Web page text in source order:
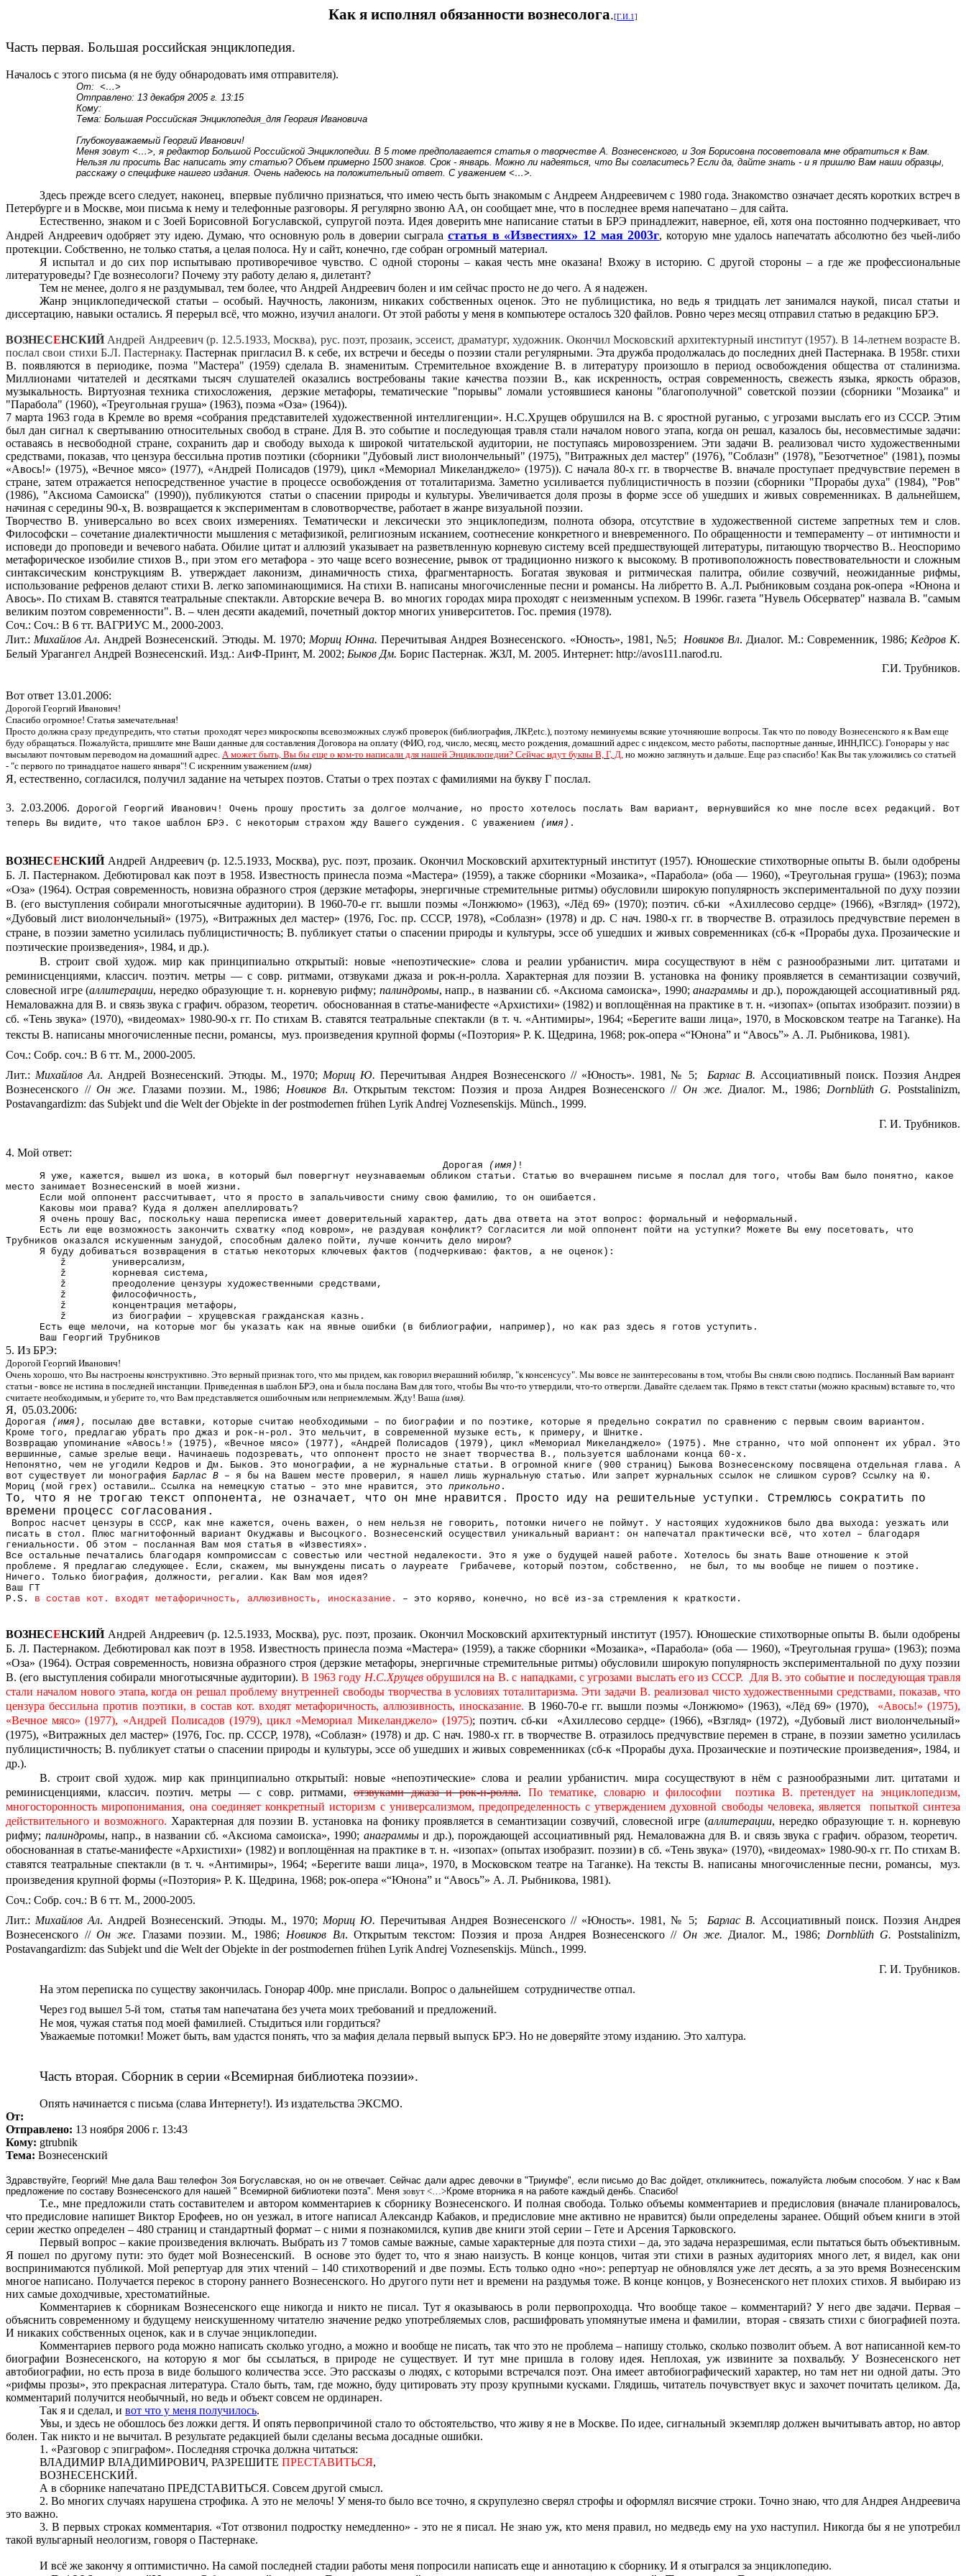
Как я исполнял обязанности вознесолога.[Г.И.1]
Часть первая. Большая российская энциклопедия.
Началось с этого письма (я не буду обнародовать имя отправителя).
От: <…>
Отправлено: 13 декабря 2005 г. 13:15
Кому:
Тема: Большая Российская Энциклопедия_для Георгия Ивановича
Глубокоуважаемый Георгий Иванович!
Меня зовут<…>, я редактор Большой Российской Энциклопедии. В 5 томе предполагается статья о творчестве А. Вознесенского, и Зоя Борисовна посоветовала мне обратиться к Вам.
Нельзя ли просить Вас написать эту статью? Объем примерно 1500 знаков. Срок - январь. Можно ли надеяться, что Вы согласитесь? Если да, дайте знать - и я пришлю Вам наши образцы,
расскажу о специфике нашего издания. Очень надеюсь на положительный ответ. С уважением<…>.
Здесь прежде всего следует, наконец, впервые публично признаться, что имею честь быть знакомым с Андреем Андреевичем с 1980 года. Знакомство означает десять коротких встреч в
Петербурге и в Москве, мои письма к нему и телефонные разговоры. Я регулярно звоню АА, он сообщает мне, что в последнее время напечатано – для сайта.
Естественно, знаком и с Зоей Борисовной Богуславской, супругой поэта. Идея доверить мне написание статьи в БРЭ принадлежит, наверное, ей, хотя она постоянно подчеркивает, что
Андрей Андреевич одобряет эту идею. Думаю, что основную роль в доверии сыграла статья в «Известиях» 12 мая 2003г, которую мне удалось напечатать абсолютно без чьей-либо
протекции. Собственно, не только статья, а целая полоса. Ну и сайт, конечно, где собран огромный материал.
Я испытал и до сих пор испытываю противоречивое чувство. С одной стороны – какая честь мне оказана! Вхожу в историю. С другой стороны – а где же профессиональные
литературоведы? Где вознесологи? Почему эту работу делаю я, дилетант?
Тем не менее, долго я не раздумывал, тем более, что Андрей Андреевич болен и им сейчас просто не до чего. А я надежен.
Жанр энциклопедической статьи – особый. Научность, лаконизм, никаких собственных оценок. Это не публицистика, но ведь я тридцать лет занимался наукой, писал статьи и
диссертацию, навыки остались. Я перерыл всё, что можно, изучил аналоги. От этой работы у меня в компьютере осталось 320 файлов. Ровно через месяц отправил статью в редакцию БРЭ.
ВОЗНЕСЕНСКИЙ Андрей Андреевич (р. 12.5.1933, Москва), рус. поэт, прозаик, эссеист, драматург, художник. Окончил Московский архитектурный институт (1957). В 14-летнем возрасте В.
послал свои стихи Б.Л. Пастернаку.Пастернак пригласил В. к себе, их встречи и беседы о поэзии стали регулярными. Эта дружба продолжалась до последних дней Пастернака. В 1958г. стихи
В. появляются в периодике, поэма "Мастера" (1959) сделала В. знаменитым. Стремительное вхождение В. в литературу произошло в период освобождения общества от сталинизма.
Миллионами читателей и десятками тысяч слушателей оказались востребованы такие качества поэзии В., как искренность, острая современность, свежесть языка, яркость образов,
музыкальность. Виртуозная техника стихосложения,
дерзкие метафоры, тематические "порывы" ломали устоявшиеся каноны "благополучной" советской поэзии (сборники "Мозаика" и
"Парабола" (1960), «Треугольная груша» (1963), поэма «Оза» (1964)).
7 марта 1963 года в Кремле во время «собрания представителей художественной интеллигенции». Н.С.Хрущев обрушился на В. с яростной руганью, с угрозами выслать его из СССР. Этим
был дан сигнал к свертыванию относительных свобод в стране. Для В. это событие и последующая травля стали началом нового этапа, когда он решал, казалось бы, несовместимые задачи:
оставаясь в несвободной стране, сохранить дар и свободу выхода к широкой читательской аудитории, не поступаясь мировоззрением. Эти задачи В. реализовал чисто художественными
средствами, показав, что цензура бессильна против поэтики (сборники "Дубовый лист виолончельный" (1975), "Витражных дел мастер" (1976), "Соблазн" (1978), "Безотчетное" (1981), поэмы
«Авось!» (1975), «Вечное мясо» (1977), «Андрей Полисадов (1979), цикл «Мемориал Микеланджело» (1975)). С начала 80-х гг. в творчестве В. вначале проступает предчувствие перемен в
стране, затем отражается непосредственное участие в процессе освобождения от тоталитаризма. Заметно усиливается публицистичность в поэзии (сборники "Прорабы духа" (1984), "Ров"
(1986), "Аксиома Самоиска" (1990)), публикуются
статьи о спасении природы и культуры. Увеличивается доля прозы в форме эссе об ушедших и живых современниках. В дальнейшем,
начиная с середины 90-х, В. возвращается к экспериментам в словотворчестве, работает в жанре визуальной поэзии.
Творчество В. универсально во всех своих измерениях. Тематически и лексически это энциклопедизм, полнота обзора, отсутствие в ху­дожественной системе запретных тем и слов.
Философски – сочетание диалектичности мышления с метафизикой, религиозным исканием, соотнесение конкретного и вневременного. По обращенности и темпераменту – от интимности и
исповеди до проповеди и вечевого набата. Обилие цитат и аллюзий указывает на разветвленную корневую систему всей предшествующей литературы, питающую творчество В.. Неоспоримо
метафорическое изобилие стихов В., при этом его метафора - это чаще всего вознесение, рывок от традици­онно низкого к высокому. В противоположность повествовательности и сложным
синтаксическим конструкциям В. утверждает лаконизм, динамичность стиха, фрагментарность. Богатая звуковая и ритмическая палитра, обилие созвучий, неожиданные рифмы,
использование рефренов делают стихи В. легко запоминающимися. На стихи В. написаны многочисленные песни и романсы. На либретто В. А.Л. Рыбниковым создана рок-опера
«Юнона и
Авось». По стихам В. ставятся театральные спектакли. Авторские вечера В. во многих городах мира проходят с неизменным успехом. В 1996г. газета "Нувель Обсерватер" назвала В. "самым
великим поэтом современности". В. – член десяти академий, почетный доктор многих университетов. Гос. премия (1978).
Соч.: Соч.: В 6 тт. ВАГРИУС М., 2000-2003.
Лит.: Михайлов Ал. Андрей Вознесенский. Этюды. М. 1970; Мориц Юнна.Перечитывая Андрея Вознесенского. «Юность», 1981, №5; Новиков Вл. Диалог. М.: Современник, 1986; Кедров К.
Белый Урагангел Андрей Вознесенский. Изд.: АиФ-Принт, М. 2002; Быков Дм. Борис Пастернак. ЖЗЛ, М. 2005. Интернет: http://avos111.narod.ru.
Г.И. Трубников.
Вот ответ 13.01.2006:
Дорогой Георгий Иванович!
Спасибо огромное! Статья замечательная!
Просто должна сразу предупредить, что статьи проходят через микроскопы всевозможных служб проверок (библиография, ЛКР,etc.), поэтому неминуемы всякие уточняюшие вопросы. Так что по поводу Вознесенского я к Вам еще
буду обращаться. Пожалуйста, пришлите мне Ваши данные для составления Договора на оплату (ФИО, год, число, месяц, место рождения, домашний адрес с индексом, место работы, паспортные данные, ИНН,ПСС). Гонорары у нас
высылают почтовым переводом на домашний адрес. А может быть, Вы бы еще о ком-то написали для нашей Энциклопедии? Сейчас идут буквы В, Г, Д, но можно заглянуть и дальше. Еще раз спасибо! Как Вы так уложились со статьей
- "с первого по тринадцатое нашего января"! С искренним уважением (имя)
Я, естественно, согласился, получил задание на четырех поэтов. Статьи о трех поэтах с фамилиями на букву Г послал.
3. 2.03.2006. Дорогой Георгий Иванович! Очень прошу простить за долгое молчание, но просто хотелось послать Вам вариант, вернувшийся ко мне после всех редакций. Вот
теперь Вы видите, что такое шаблон БРЭ. С некоторым страхом жду Вашего суждения. С уважением
(имя) .
ВОЗНЕСЕНСКИЙ Андрей Андреевич (р. 12.5.1933, Москва), рус. поэт, прозаик. Окончил Московский архитектурный институт (1957). Юношеские стихотворные опыты В. были одобрены
Б. Л. Пастернаком. Дебютировал как поэт в 1958. Известность принесла поэма «Мастера» (1959), а также сборники «Мозаика», «Парабола» (оба — 1960), «Треугольная груша» (1963); поэма
«Оза» (1964). Острая современность, новизна образного строя (дерзкие метафоры, энергичные стремительные ритмы) обусловили широкую популярность экспериментальной по духу поэзии
В. (его выступления собирали многотысячные аудитории). В 1960-70-е гг. вышли поэмы «Лонжюмо» (1963), «Лёд 69» (1970); поэтич. сб-ки
«Ахиллесово сердце» (1966), «Взгляд» (1972),
«Дубовый лист виолончельный» (1975), «Витражных дел мастер» (1976, Гос. пр. СССР, 1978), «Соблазн» (1978) и др. С нач. 1980-х гг. в творчестве В. отразилось предчувствие перемен в
стране, в поэзии заметно усилилась публицистичность; В. публикует статьи о спасении природы и культуры, эссе об ушедших и живых современниках (сб-к «Прорабы духа. Прозаические и
поэтические произведения», 1984, и др.).
В. строит свой худож. мир как принципиально открытый: новые «непоэтические» слова и реалии урбанистич. мира сосуществуют в нём с разнообразными лит. цитатами и
реминисценциями, классич. поэтич. метры — с совр. ритмами, отзвуками джаза и рок-н-ролла. Характерная для поэзии В. установка на фонику проявляется в семантизации созвучий,
словесной игре (аллитерации, нередко образующие т. н. корневую рифму; палиндромы, напр., в названии сб. «Аксиома самоиска», 1990;анаграммы и др.), порождающей ассоциативный ряд.
Немаловажна для В. и связь звука с графич. образом, теоретич. обоснованная в статье-манифесте «Архистихи» (1982) и воплощённая на практике в т. н. «изопах» (опытах изобразит. поэзии) в
сб. «Тень звука» (1970), «видеомах» 1980-90-х гг.По стихам В. ставятся театральные спектакли (в т. ч. «Антимиры», 1964; «Берегите ваши лица», 1970, в Московском театре на Таганке). На
тексты В. написаны многочисленные песни, романсы, муз. произведения крупной формы («Поэтория» Р. К. Щедрина, 1968; рок-опера «“Юнона” и “Авось”» А. Л. Рыбникова, 1981).
Соч.: Собр. соч.: В 6 тт. М., 2000-2005.
Лит.: Михайлов Ал. Андрей Вознесенский. Этюды. М., 1970; Мориц Ю.Перечитывая Андрея Вознесенского // «Юность». 1981, № 5; Барлас В. Ассоциативный поиск. Поэзия Андрея
Вознесенского //Он же. Глазами поэзии. М., 1986; Новиков Вл. Открытым текстом: Поэзия и проза Андрея Вознесенского //Он же. Диалог. М., 1986; Dornblüth G.Poststalinizm,
Postavangardizm: das Subjekt und die Welt der Objekte in der postmodernen frühen Lyrik Andrej Voznesenskijs. Münch., 1999.
Г. И. Трубников.
4. Мой ответ:
Дорогая (имя) !
Я уже, кажется, вышел из шока, в который был повергнут неузнаваемым обликом статьи. Статью во вчерашнем письме я послал для того, чтобы Вам было понятно, какое
место занимает Вознесенский в моей жизни.
Если мой оппонент рассчитывает, что я просто в запальчивости сниму свою фамилию, то он ошибается.
Каковы мои права? Куда я должен апеллировать?
Я очень прошу Вас, поскольку наша переписка имеет доверительный характер, дать два ответа на этот вопрос: формальный и неформальный.
Есть ли еще возможность закончить схватку «под ковром», не раздувая конфликт? Согласится ли мой оппонент пойти на уступки? Можете Вы ему посетовать, что
Трубников оказался искушенным занудой, способным далеко пойти, лучше кончить дело миром?
Я буду добиваться возвращения в статью некоторых ключевых фактов (подчеркиваю: фактов, а не оценок):
ž универсализм,
ž корневая система,
ž преодоление цензуры художественными средствами,
ž философичность,
ž концентрация метафоры,
ž из биографии – хрущевская гражданская казнь.
Есть еще мелочи, на которые мог бы указать как на явные ошибки (в библиографии, например), но как раз здесь я готов уступить.
Ваш ГеоргийТрубников
5. Из БРЭ:
Дорогой Георгий Иванович!
Очень хорошо, что Вы настроены конструктивно. Это верный признак того, что мы придем, как говорил вчерашний юбиляр, "к консенсусу". Мы вовсе не заинтересованы в том, чтобы Вы сняли свою подпись. Посланный Вам вариант
статьи - вовсе не истина в последней инстанции. Приведенная в шаблон БРЭ, она и была послана Вам для того, чтобы Вы что-то утвердили, что-то отвергли. Давайте сделаем так. Прямо в текст статьи (можно красным) вставьте то, что
считаете необходимым, и уберите то, что Вам представляется ошибочным или неприемлемым. Жду! Ваша (имя).
Я, 05.03.2006:
Дорогая (имя) , посылаю две вставки, которые считаю необходимыми – по биографии и по поэтике, которые я предельно сократил по сравнению с первым своим вариантом.
Кроме того, предлагаю убрать про джаз и рок-н-рол. Это мельчит, в современной музыке есть, к примеру, и Шнитке.
Возвращаю упоминание «Авось!» (1975), «Вечное мясо» (1977), «Андрей Полисадов (1979), цикл «Мемориал Микеланджело» (1975). Мне странно, что мой оппонент их убрал. Это
вершинные, самые зрелые вещи. Начинаешь подозревать, что оппонент просто не знает творчества В., пользуется шаблонами конца 60-х.
Непонятно, чем не угодили Кедров и Дм. Быков. Это монографии, а не журнальные статьи. В огромной книге (900 страниц) Быкова Вознесенскому посвящена отдельная глава. А
вот существует ли монография Барлас В – я бы на Вашем месте проверил, я нашел лишь журнальную статью. Или запрет журнальных ссылок не слишком суров? Ссылку на Ю.
Мориц (мой грех) оставили… Ссылка на немецкую статью – это мне нравится, это прикольно .
То, что я не трогаю текст оппонента, не означает, что он мне нравится. Просто иду на решительные уступки. Стремлюсь сократить по
времени процесс согласования.
Вопрос насчет цензуры в СССР, как мне кажется, очень важен, о нем нельзя не говорить, потомки ничего не поймут. У настоящих художников было два выхода: уезжать или
писать в стол. Плюс магнитофонный вариант Окуджавы и Высоцкого. Вознесенский осуществил уникальный вариант: он напечатал практически всё, что хотел – благодаря
гениальности. Об этом – посланная Вам моя статья в «Известиях».
Все остальные печатались благодаря компромиссам с совестью или честной недалекости. Это я уже о будущей нашей работе. Хотелось бы знать Ваше отношение к этой
проблеме. Я предлагаю следующее. Если, скажем, мы вынуждены писать о лауреате Грибачеве, который поэтом, собственно, не был, то мы вообще не пишем о поэтике.
Ничего. Только биография, должности, регалии. Как Вам моя идея?
Ваш ГТ
P.S. в состав кот. входят метафоричность, аллюзивность, иносказание. – это коряво, конечно, но всё из-за стремления к краткости.
ВОЗНЕСЕНСКИЙ Андрей Андреевич (р. 12.5.1933, Москва), рус. поэт, прозаик. Окончил Московский архитектурный институт (1957). Юношеские стихотворные опыты В. были одобрены
Б. Л. Пастернаком. Дебютировал как поэт в 1958. Известность принесла поэма «Мастера» (1959), а также сборники «Мозаика», «Парабола» (оба — 1960), «Треугольная груша» (1963); поэма
«Оза» (1964). Острая современность, новизна образного строя (дерзкие метафоры, энергичные стремительные ритмы) обусловили широкую популярность экспериментальной по духу поэзии
В. (его выступления собирали многотысячные аудитории).В 1963 году Н.С.Хрущевобрушился на В. с нападками, с угрозами выслать его из СССР.
Для В. это событие и последующая травля
стали началом нового этапа, когда он решал проблему внутренней свободы творчества в условиях тоталитаризма. Эти задачи В. реализовал чисто художественными средствами, показав, что
цензура бессильна против поэтики, в состав кот. входят метафоричность, аллюзивность, иносказание. В 1960-70-е гг. вышли поэмы «Лонжюмо» (1963), «Лёд 69» (1970),
«Авось!» (1975),
«Вечное мясо» (1977), «Андрей Полисадов (1979), цикл «Мемориал Микеланджело» (1975); поэтич. сб-ки
«Ахиллесово сердце» (1966), «Взгляд» (1972), «Дубовый лист виолончельный»
(1975), «Витражных дел мастер» (1976, Гос. пр. СССР, 1978), «Соблазн» (1978) и др. С нач. 1980-х гг. в творчестве В. отразилось предчувствие перемен в стране, в поэзии заметно усилилась
публицистичность; В. публикует статьи о спасении природы и культуры, эссе об ушедших и живых современниках (сб-к «Прорабы духа. Прозаические и поэтические произведения», 1984, и
др.).
В. строит свой худож. мир как принципиально открытый: новые «непоэтические» слова и реалии урбанистич. мира сосуществуют в нём с разнообразными лит. цитатами и
реминисценциями, классич. поэтич. метры — с совр. ритмами,отзвуками джаза и рок-н-ролла. По тематике, словарю и философии
поэтика В. претендует на энциклопедизм,
многосторонность миропонимания, она соединяет конкретный историзм с универсализмом, предопределенность с утверждением духовной свободы человека, является
попыткой синтеза
действительного и возможного. Характерная для поэзии В. установка на фонику проявляется в семантизации созвучий, словесной игре (аллитерации, нередко образующие т. н. корневую
рифму; палиндромы, напр., в названии сб. «Аксиома самоиска», 1990; анаграммыи др.), порождающей ассоциативный ряд. Немаловажна для В. и связь звука с графич. образом, теоретич.
обоснованная в статье-манифесте «Архистихи» (1982) и воплощённая на практике в т. н. «изопах» (опытах изобразит. поэзии) в сб. «Тень звука» (1970), «видеомах» 1980-90-х гг.По стихам В.
ставятся театральные спектакли (в т. ч. «Антимиры», 1964; «Берегите ваши лица», 1970, в Московском театре на Таганке). На тексты В. написаны многочисленные песни, романсы,
муз.
произведения крупной формы («Поэтория» Р. К. Щедрина, 1968; рок-опера «“Юнона” и “Авось”» А. Л. Рыбникова, 1981).
Соч.: Собр. соч.: В 6 тт. М., 2000-2005.
Лит.: Михайлов Ал. Андрей Вознесенский. Этюды. М., 1970; Мориц Ю.Перечитывая Андрея Вознесенского // «Юность». 1981, № 5; Барлас В. Ассоциативный поиск. Поэзия Андрея
Вознесенского //Он же. Глазами поэзии. М., 1986; Новиков Вл. Открытым текстом: Поэзия и проза Андрея Вознесенского //Он же. Диалог. М., 1986; Dornblüth G.Poststalinizm,
Postavangardizm: das Subjekt und die Welt der Objekte in der postmodernen frühen Lyrik Andrej Voznesenskijs. Münch., 1999.
Г. И. Трубников.
На этом переписка по существу закончилась. Гонорар 400р. мне прислали. Вопрос о дальнейшем сотрудничестве отпал.
Через год вышел 5-й том, статья там напечатана без учета моих требований и предложений.
Не моя, чужая статья под моей фамилией. Стыдиться или гордиться?
Уважаемые потомки! Может быть, вам удастся понять, что за мафия делала первый выпуск БРЭ. Но не доверяйте этому изданию. Это халтура.
Часть вторая. Сборник в серии «Всемирная библиотека поэзии».
Опять начинается с письма (слава Интернету!). Из издательства ЭКСМО.
От:
Отправлено: 13 ноября 2006 г. 13:43
Кому: gtrubnik
Тема: Вознесенский
Здравствуйте, Георгий! Мне дала Ваш телефон Зоя Богуславская, но он не отвечает. Сейчас дали адрес девочки в "Триумфе", если письмо до Вас дойдет, откликнитесь, пожалуйста любым способом. У нас к Вам
предложение по составу Вознесенского для нашей " Всемирной библиотеки поэта". Меня зовут <…>Кроме вторника я на работе каждый ден6ь. Спасибо!
Т.е., мне предложили стать составителем и автором комментариев к сборнику Вознесенского. И полная свобода. Только объемы комментариев и предисловия (вначале планировалось,
что предисловие напишет Виктор Ерофеев, но он уезжал, в итоге написал Александр Кабаков, и предисловие мне активно не нравится) были определены заранее. Общий объем книги в этой
серии жестко определен – 480 страниц и стандартный формат – с ними я познакомился, купив две книги этой серии – Гете и Арсения Тарковского.
Первый вопрос – какие произведения включать. Выбрать из 7 томов самые важные, самые характерные для поэта стихи – да, это задача неразрешимая, если пытаться быть объективным.
Я пошел по другому пути: это будет мой Вознесенский.
В основе это будет то, что я знаю наизусть. В конце концов, читая эти стихи в разных аудиториях много лет, я видел, как они
воспринимаются публикой. Мой репертуар для этих чтений – 140 стихотворений и две поэмы. Есть только одно «но»: репертуар не обновлялся уже лет десять, а за это время Вознесенским
многое написано. Получается перекос в сторону раннего Вознесенского. Но другого пути нет и времени на раздумья тоже. В конце концов, у Вознесенского нет плохих стихов. Я выбираю из
них самые доходчивые, хрестоматийные.
Комментариев к сборникам Вознесенского еще никогда и никто не писал. Тут я оказываюсь в роли первопроходца. Что вообще такое – комментарий? У него две задачи. Первая –
объяснить современному и будущему неискушенному читателю значение редко употребляемых слов, расшифровать упомянутые имена и фамилии,
вторая - связать стихи с биографией поэта.
И никаких собственных оценок, как и в случае энциклопедии.
Комментариев первого рода можно написать сколько угодно, а можно и вообще не писать, так что это не проблема – напишу столько, сколько позволит объем. А вот написанной кем-то
биографии Вознесенского, на которую я мог бы ссылаться, в природе не существует. И тут мне пришла в голову идея. Неплохая, уж извините за похвальбу. У Вознесенского нет
автобиографии, но есть проза в виде большого количества эссе. Это рассказы о людях, с которыми встречался поэт. Она имеет автобиографический характер, но там нет ни одной даты. Это
«рифмы прозы», это прекрасная литература. Стало быть, там, где можно, буду цитировать эту прозу крупными кусками. Глядишь, читатель почувствует вкус и захочет почитать целиком. Да,
комментарий получится необычный, но ведь и объект совсем не ординарен.
Так я и сделал, ивот что у меня получилось.
Увы, и здесь не обошлось без ложки дегтя. И опять первопричиной стало то обстоятельство, что живу я не в Москве. По идее, сигнальный экземпляр должен вычитывать автор, но автор
болен. Так никто и не вычитал. В результате редакцией были сделаны весьма досадные ошибки.
1. «Разговор с эпиграфом». Последняя строчка должна читаться:
ВЛАДИМИР ВЛАДИМИРОВИЧ, РАЗРЕШИТЕПРЕСТАВИТЬСЯ,
ВОЗНЕСЕНСКИЙ.
А в сборнике напечатано ПРЕДСТАВИТЬСЯ. Совсем другой смысл.
2. Во многих случаях нарушена строфика. А это не мелочь! У меня-то было все точно, я скрупулезно сверял строфы и оформлял висячие строки. Точно знаю, что для Андрея Андреевича
это важно.
3. В первых строках комментария. «Тот отзвонил подростку немедленно» - это не я писал. Не знаю уж, кто меня правил, но медведь ему на ухо наступил. Никогда бы я не употребил
такой вульгарный неологизм, говоря о Пастернаке.
И всё же закончу я оптимистично. На самой последней стадии работы меня попросили написать еще и аннотацию к сборнику. И я отыгрался за энциклопедию.